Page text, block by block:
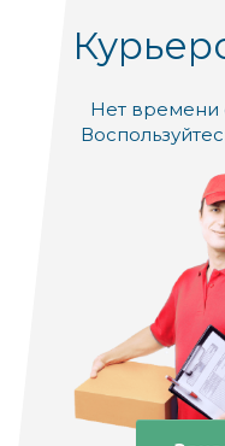
Нет времени